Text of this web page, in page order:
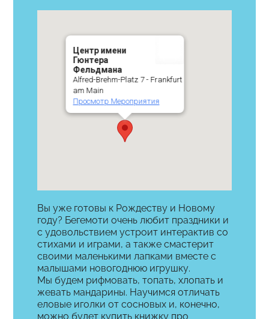
Центр имени
Гюнтера
Фельдмана
Alfred-Brehm-Platz 7 - Frankfurt
am Main
Просмотр Мероприятия
Вы уже готовы к Рождеству и Новому
году? Бегемоти очень любит праздники и
с удовольствием устроит интерактив со
стихами и играми, а также смастерит
своими маленькими лапками вместе с
малышами новогоднюю игрушку.
Мы будем рифмовать, топать, хлопать и
жевать мандарины. Научимся отличать
еловые иголки от сосновых и, конечно,
можно будет купить книжку про